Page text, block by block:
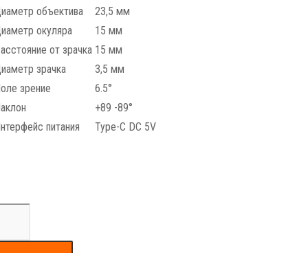
объектива
23,5 мм
окуляра
15 мм
от зрачка 15 мм
зрачка
3,5 мм
зрение
6.5°
+89 -89°
питания
Type-C DC 5V